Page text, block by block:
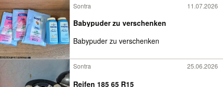
Sontra 11.07.2026
Babypuder zu verschenken
Babypuder zu verschenken
Sontra 25.06.2026
Reifen 185 65 R15